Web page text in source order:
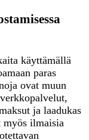
käyttämällä
paras
ovat muun
ja laadukas
myös ilmaisia